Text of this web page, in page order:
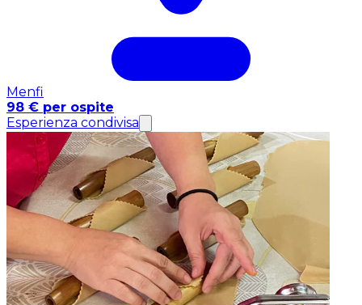
Menfi
98 € per ospite
Esperienza condivisa